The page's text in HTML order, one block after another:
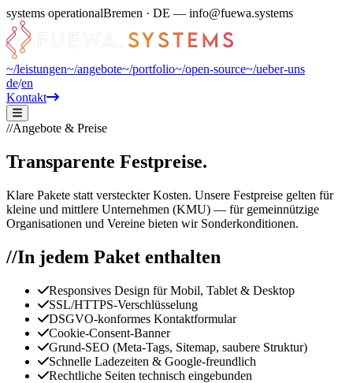
systems operationalBremen · DE — info@fuewa.systems
~/leistungen~/angebote~/portfolio~/open-source~/ueber-uns
de/en
Kontakt
//Angebote & Preise
Transparente Festpreise.
Klare Pakete statt versteckter Kosten. Unsere Festpreise gelten für
kleine und mittlere Unternehmen (KMU) — für gemeinnützige
Organisationen und Vereine bieten wir Sonderkonditionen.
//In jedem Paket enthalten
Responsives Design für Mobil, Tablet & Desktop
SSL/HTTPS-Verschlüsselung
DSGVO-konformes Kontaktformular
Cookie-Consent-Banner
Grund-SEO (Meta-Tags, Sitemap, saubere Struktur)
Schnelle Ladezeiten & Google-freundlich
Rechtliche Seiten technisch eingebunden